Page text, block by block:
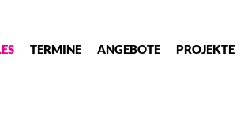
TERMINE ANGEBOTE PROJEKTE